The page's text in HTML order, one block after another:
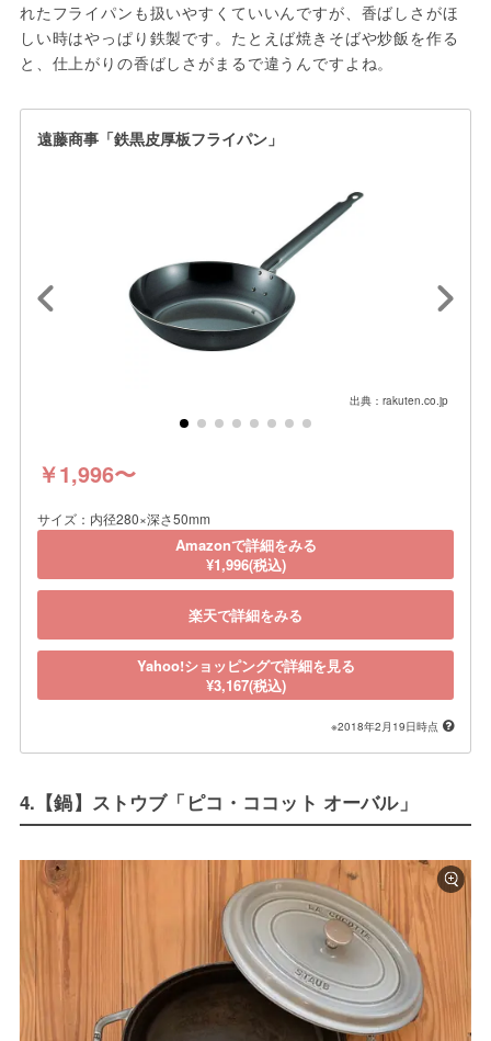
れたフライパンも扱いやすくていいんですが、香ばしさがほ
しい時はやっぱり鉄製です。たとえば焼きそばや炒飯を作る
と、仕上がりの香ばしさがまるで違うんですよね。
遠藤商事「鉄黒皮厚板フライパン」
出典：rakuten.co.jp
￥1,996〜
サイズ：内径280×深さ50mm
Amazonで詳細をみる
¥1,996(税込)
楽天で詳細をみる
Yahoo!ショッピングで詳細を見る
¥3,167(税込)
※2018年2月19日時点
4.【鍋】ストウブ「ピコ・ココット オーバル」